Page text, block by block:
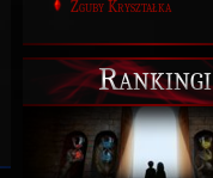
Zguby Kryształka
Rankingi